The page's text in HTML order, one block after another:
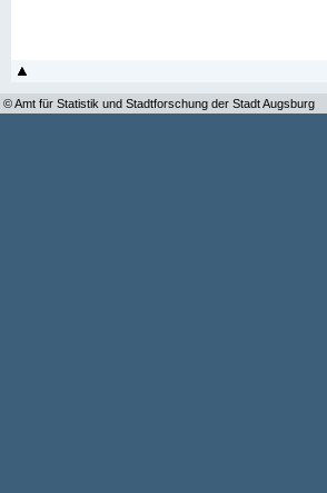
© Amt für Statistik und Stadtforschung der Stadt Augsburg